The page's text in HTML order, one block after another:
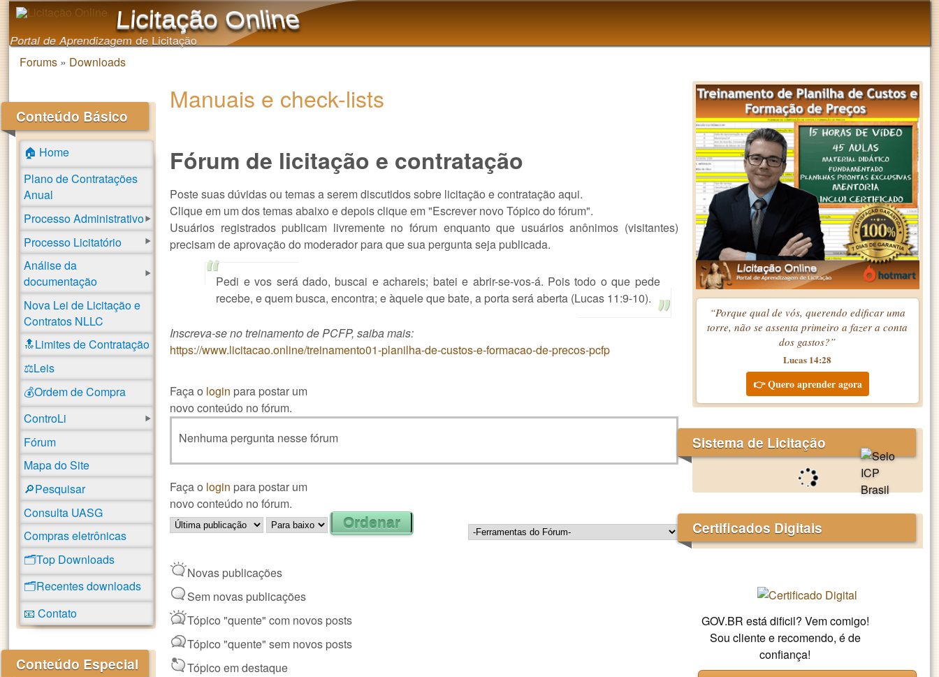
Licitação Online
Portal de Aprendizagem de Licitação
Você está aqui
Forums » Downloads
Manuais e check-lists
Fórum de licitação e contratação
Poste suas dúvidas ou temas a serem discutidos sobre licitação e contratação aqui.
Clique em um dos temas abaixo e depois clique em "Escrever novo Tópico do fórum".
Usuários registrados publicam livremente no fórum enquanto que usuários anônimos (visitantes)
precisam de aprovação do moderador para que sua pergunta seja publicada.
Pedi e vos será dado, buscai e achareis; batei e abrir-se-vos-á. Pois todo o que pede
recebe, e quem busca, encontra; e àquele que bate, a porta será aberta (Lucas 11:9-10).
Inscreva-se no treinamento de PCFP, saiba mais:
https://www.licitacao.online/treinamento01-planilha-de-custos-e-formacao-de-precos-pcfp
Faça o login para postar um
novo conteúdo no fórum.
Nenhuma pergunta nesse fórum
Faça o login para postar um
novo conteúdo no fórum.
Order by
Ordenar
Novas publicações
Sem novas publicações
Tópico "quente" com novos posts
Tópico "quente" sem novos posts
Tópico em destaque
Conteúdo Básico
🏠 Home
Plano de Contratações
Anual
Processo Administrativo
Processo Licitatório
Análise da
documentação
Nova Lei de Licitação e
Contratos NLLC
🔝Limites de Contratação
⚖️Leis
💰Ordem de Compra
ControLi
Fórum
Mapa do Site
🔎Pesquisar
Consulta UASG
Compras eletrônicas
🗂️Top Downloads
🗂️Recentes downloads
📧 Contato
Conteúdo Especial
“Porque qual de vós, querendo edificar uma
torre, não se assenta primeiro a fazer a conta
dos gastos?”
Lucas 14:28
👉 Quero aprender agora
Sistema de Licitação
Certificados Digitais
GOV.BR está dificil? Vem comigo!
Sou cliente e recomendo, é de
confiança!